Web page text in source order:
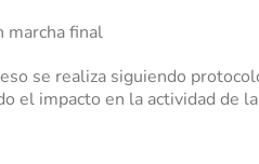
marcha final
se realiza siguiendo
el impacto en la actividad de